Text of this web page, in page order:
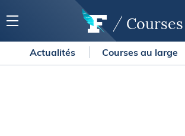
Courses
Actualités Courses au large